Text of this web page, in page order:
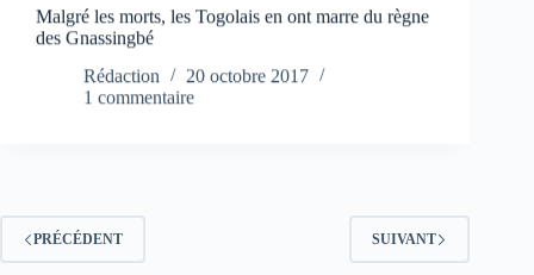
Malgré les morts, les Togolais en ont marre du règne
des Gnassingbé
Rédaction
20 octobre 2017
1 commentaire
PRÉCÉDENT SUIVANT